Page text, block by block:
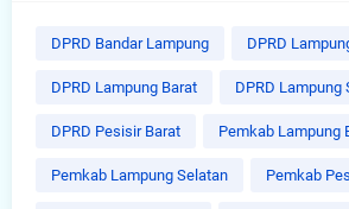
DPRD Bandar Lampung DPRD
DPRD Lampung Barat DPRD Lampung
DPRD Pesisir Barat Pemkab Lampung
Pemkab Lampung Selatan Pemkab